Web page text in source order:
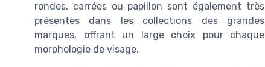
rondes, carrées ou papillon sont également très
présentes dans les collections des grandes
marques, offrant un large choix pour chaque
morphologie de visage.